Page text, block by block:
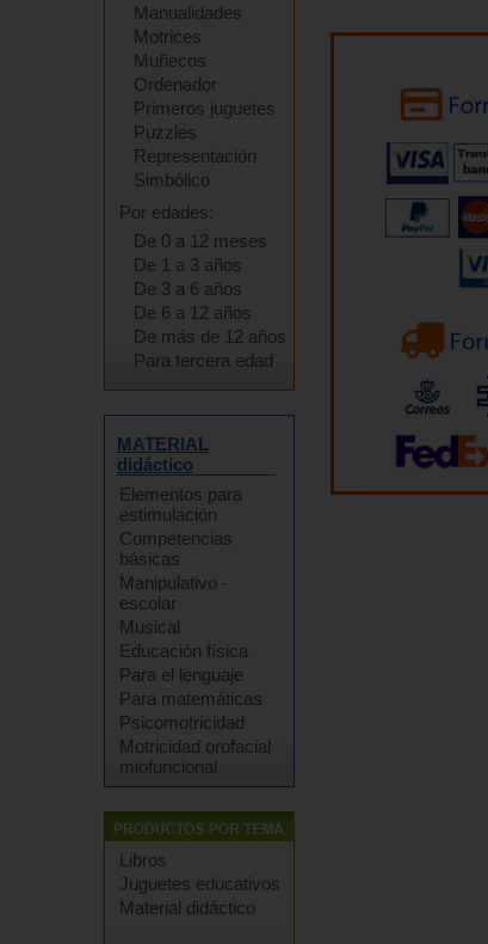
Manualidades
Motrices
Muñecos
Ordenador
Primeros juguetes
Puzzles
Representación
Simbólico
Por edades:
De 0 a 12 meses
De 1 a 3 años
De 3 a 6 años
De 6 a 12 años
De más de 12 años
Para tercera edad
MATERIAL
didáctico
Elementos para
estimulación
Competencias
básicas
Manipulativo -
escolar
Musical
Educación física
Para el lenguaje
Para matemáticas
Psicomotricidad
Motricidad orofacial
miofuncional
Libros
Juguetes educativos
Material didáctico